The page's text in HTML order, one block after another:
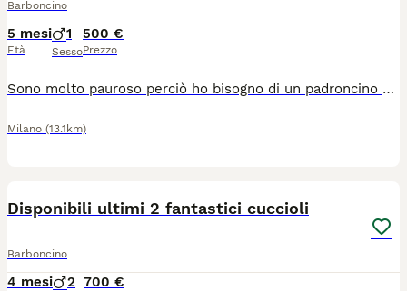
Barboncino
5 mesi
Età
1
Sesso
500 €
Prezzo
Sono molto pauroso perciò ho bisogno di un padroncino paziente preso in allevamento il prezzo e più basso proprio perché sono molto fifone
Milano (13.1km)
Disponibili ultimi 2 fantastici cuccioli
Barboncino
4 mesi 2 700 €